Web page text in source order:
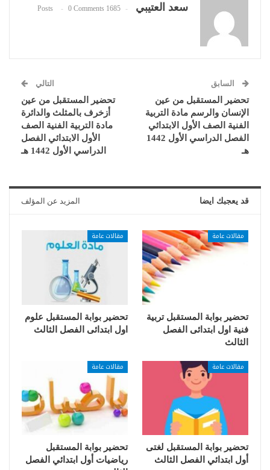
سعد العتيبي 1685 Posts
0 Comments
السابق
تحضير المستقبل من عين
الإنسان والرسم مادة التربية
الفنية الصف الأول الابتدائي
الفصل الدراسي الأول 1442
هـ
التالي
تحضير المستقبل من عين
أزخرف بالمثلث والدائرة
مادة التربية الفنية الصف
الأول الابتدائي الفصل
الدراسي الأول 1442 هـ
قد يعجبك ايضا المزيد عن المؤلف
مقالات عامة
تحضير بوابة المستقبل تربية
فنية اول ابتدائى الفصل
الثالث
مقالات عامة
تحضير بوابة المستقبل علوم
اول ابتدائى الفصل الثالث
مقالات عامة
تحضير بوابة المستقبل لغتى
أول ابتدائي الفصل الثالث
مقالات عامة
تحضير بوابة المستقبل
رياضيات أول ابتدائي الفصل